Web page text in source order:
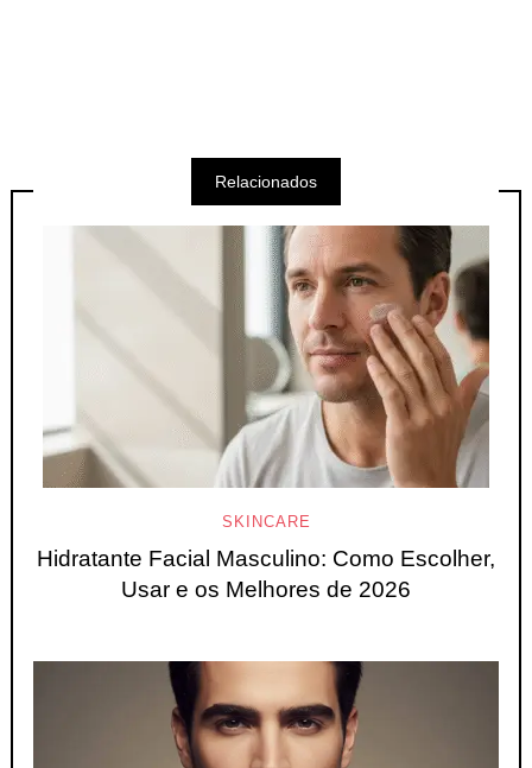
Relacionados
SKINCARE
Hidratante Facial Masculino: Como Escolher,
Usar e os Melhores de 2026